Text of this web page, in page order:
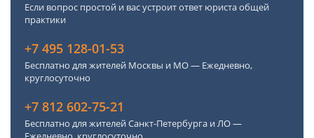
Если вопрос простой и вас устроит ответ юриста общей
практики
+7 495 128-01-53
Бесплатно для жителей Москвы и МО — Ежедневно,
круглосуточно
+7 812 602-75-21
Бесплатно для жителей Санкт-Петербурга и ЛО —